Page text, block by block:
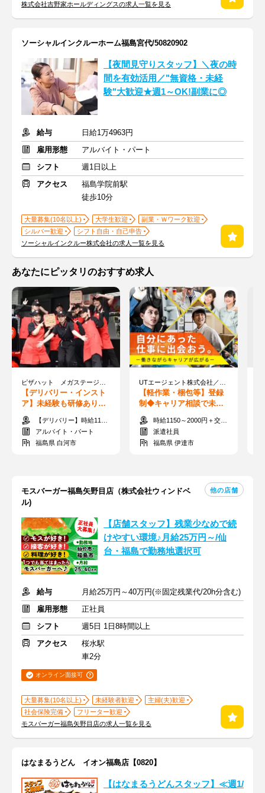
株式会社吉野家ホールディングスの求人一覧を見る
ソーシャルインクルーホーム福島宮代/50820902
【夜間見守りスタッフ】＼夜の時
間を有効活用／"無資格・未経
験"大歓迎★週1～OK!副業に◎
給与
日給1万4963円
雇用形態
アルバイト・パート
シフト
週1日以上
アクセス
福島学院前駅
徒歩10分
大量募集(10名以上) 大学生歓迎
副業・Ｗワーク歓迎
シルバー歓迎
シフト自由・自己申告
ソーシャルインクルー株式会社の求人一覧を見る
あなたにピッタリのおすすめ求人
【デリバリー・インスト
ア】未経験も研修ありで
安心◎シフトの融通が利
くから働きやすい♪
【デリバリー】時給1100円以上 【インストア】時給1050円以上
アルバイト・パート
福島県 白河市
【軽作業・梱包等】登録
制◆キャリア相談で未来
が見える◎モクモクでき
るシンプルワーク♪
時給1150～2000円＋交通費(月3万円まで※規定あり)
派遣社員
福島県 伊達市
モスバーガー福島矢野目店（株式会社ウィンドベ
ル)
他の店舗
【店舗スタッフ】残業少なめで続
けやすい環境♪月給25万円～/仙
台・福島で勤務地選択可
給与
月給25万円～40万円(※固定残業代/20h分含む)
雇用形態
正社員
シフト
週5日 1日8時間以上
アクセス
桜水駅
車2分
オンライン面接可
大量募集(10名以上) 未経験者歓迎
主婦(夫)歓迎
社会保険完備
フリーター歓迎
モスバーガー福島矢野目店の求人一覧を見る
はなまるうどん イオン福島店【0820】
【はなまるうどんスタッフ】≪週1/